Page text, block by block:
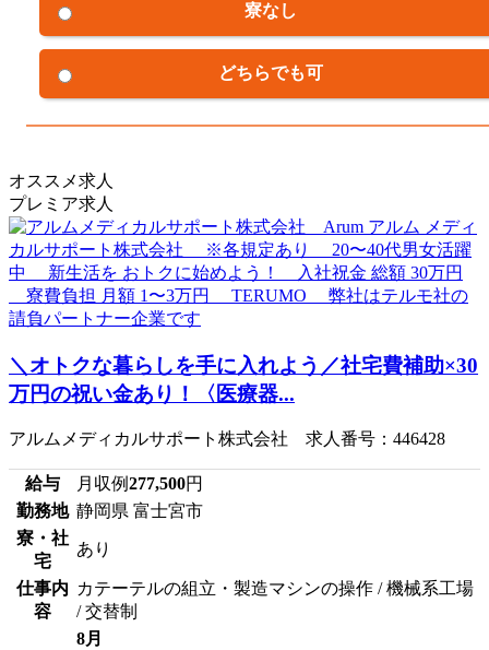
寮なし
どちらでも可
オススメ求人
プレミア求人
＼オトクな暮らしを手に入れよう／社宅費補助×30
万円の祝い金あり！〈医療器...
アルムメディカルサポート株式会社 求人番号：446428
給与 月収例277,500円
勤務地 静岡県 富士宮市
寮・社
宅
あり
仕事内
容
カテーテルの組立・製造マシンの操作 / 機械系工場
/ 交替制
8月